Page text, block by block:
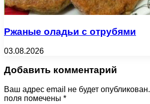
Ржаные оладьи с отрубями
03.08.2026
Добавить комментарий
Ваш адрес email не будет опубликован.
поля помечены *